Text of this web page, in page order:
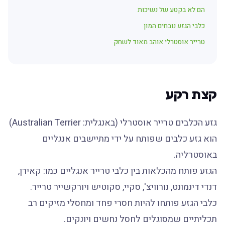
הם לא בקטע של נשיכות
כלבי הגזע נובחים המון
טרייר אוסטרלי אוהב מאוד לשחק
קצת רקע
גזע הכלבים טרייר אוסטרלי (באנגלית: Australian Terrier)
הוא גזע כלבים שפותח על ידי מתיישבים אנגליים
באוסטרליה.
הגזע פותח מהכלאות בין כלבי טרייר אנגליים כמו: קאירן,
דנדי דינמונט, נורוויצ', סקיי, סקוטיש ויורקשייר טרייר.
כלבי הגזע פותחו להיות חסרי פחד ומחסלי מזיקים רב
תכליתיים שמסוגלים לחסל נחשים ויונקים.